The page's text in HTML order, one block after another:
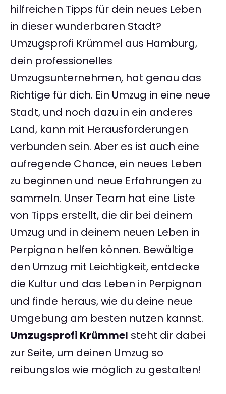
hilfreichen Tipps für dein neues Leben
in dieser wunderbaren Stadt?
Umzugsprofi Krümmel aus Hamburg,
dein professionelles
Umzugsunternehmen, hat genau das
Richtige für dich. Ein Umzug in eine neue
Stadt, und noch dazu in ein anderes
Land, kann mit Herausforderungen
verbunden sein. Aber es ist auch eine
aufregende Chance, ein neues Leben
zu beginnen und neue Erfahrungen zu
sammeln. Unser Team hat eine Liste
von Tipps erstellt, die dir bei deinem
Umzug und in deinem neuen Leben in
Perpignan helfen können. Bewältige
den Umzug mit Leichtigkeit, entdecke
die Kultur und das Leben in Perpignan
und finde heraus, wie du deine neue
Umgebung am besten nutzen kannst.
Umzugsprofi Krümmel steht dir dabei
zur Seite, um deinen Umzug so
reibungslos wie möglich zu gestalten!